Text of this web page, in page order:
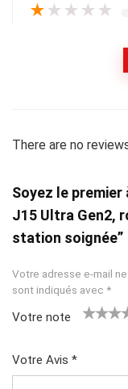
★ ★ ★ ★ ★
There are no
Soyez le premier
J15 Ultra Gen2,
station soignée”
Votre adresse e-mail
sont indiqués avec *
Votre note
oil
s
5
Votre Avis *